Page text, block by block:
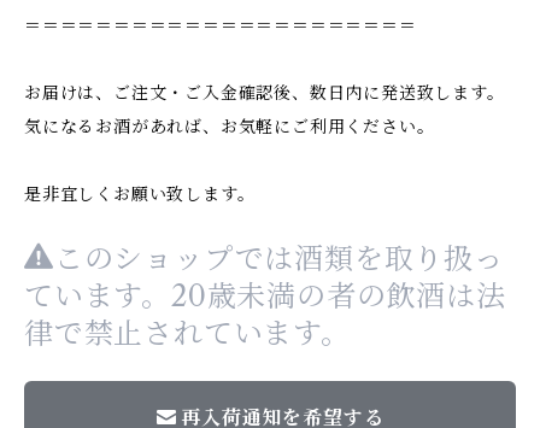
＝＝＝＝＝＝＝＝＝＝＝＝＝＝＝＝＝＝＝＝＝＝
お届けは、ご注文・ご入金確認後、数日内に発送致します。
気になるお酒があれば、お気軽にご利用ください。
是非宜しくお願い致します。
このショップでは酒類を取り扱っ
ています。20歳未満の者の飲酒は法
律で禁止されています。
再入荷通知を希望する